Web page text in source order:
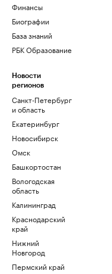
Финансы
Биографии
База знаний
РБК Образование
Новости
регионов
Санкт-Петербург
и область
Екатеринбург
Новосибирск
Омск
Башкортостан
Вологодская
область
Калининград
Краснодарский
край
Нижний
Новгород
Пермский край